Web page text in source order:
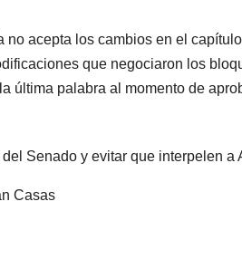
acepta los cambios en el
que negociaron los
última palabra al momento de
Casas